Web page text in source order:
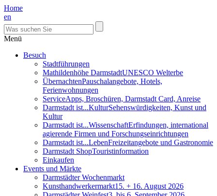
Home
en
Menü
Besuch
Stadtführungen
Mathildenhöhe DarmstadtUNESCO Welterbe
ÜbernachtenPauschalangebote, Hotels,
Ferienwohnungen
ServiceApps, Broschüren, Darmstadt Card, Anreise
Darmstadt ist...KulturSehenswürdigkeiten, Kunst und
Kultur
Darmstadt ist...WissenschaftErfindungen, international
agierende Firmen und Forschungseinrichtungen
Darmstadt ist...LebenFreizeitangebote und Gastronomie
Darmstadt ShopTouristinformation
Einkaufen
Events und Märkte
Darmstädter Wochenmarkt
Kunsthandwerkermarkt15. + 16. August 2026